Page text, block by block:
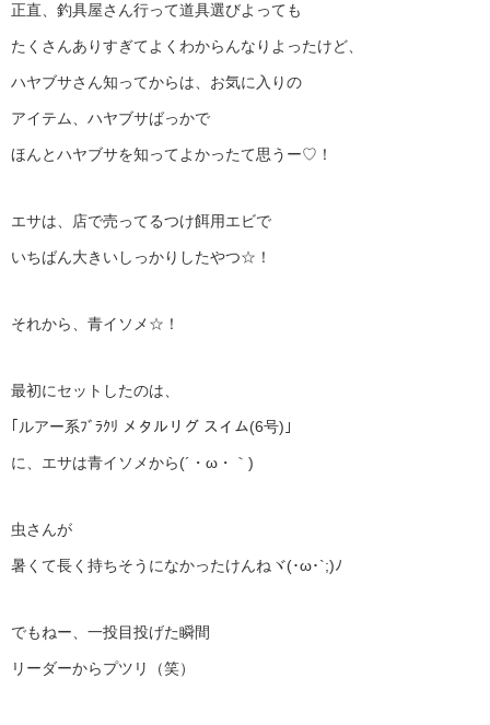
正直、釣具屋さん行って道具選びよっても
たくさんありすぎてよくわからんなりよったけど、
ハヤブサさん知ってからは、お気に入りの
アイテム、ハヤブサばっかで
ほんとハヤブサを知ってよかったて思うー♡！
エサは、店で売ってるつけ餌用エビで
いちばん大きいしっかりしたやつ☆！
それから、青イソメ☆！
最初にセットしたのは、
｢ルアー系ﾌﾞﾗｸﾘ メタルリグ スイム(6号)｣
に、エサは青イソメから(´・ω・｀)
虫さんが
暑くて長く持ちそうになかったけんねヾ(･ω･`;)ﾉ
でもねー、一投目投げた瞬間
リーダーからプツリ（笑）